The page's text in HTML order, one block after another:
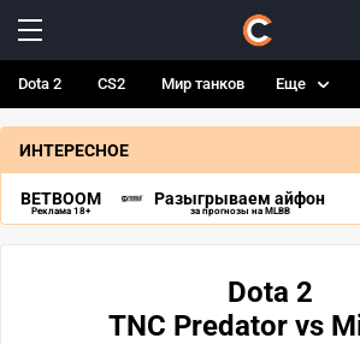
Dota 2 CS2 Мир танков Еще
ИНТЕРЕСНОЕ
BETBOOM
Реклама 18+
Разыгрываем айфон
за прогнозы на MLBB
Dota 2
TNC Predator vs